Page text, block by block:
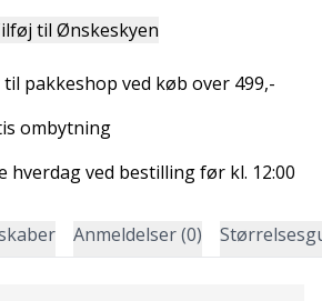
til Ønskeskyen
pakkeshop ved køb over 499,-
ombytning
hverdag ved bestilling før kl. 12:00
Anmeldelser (0)